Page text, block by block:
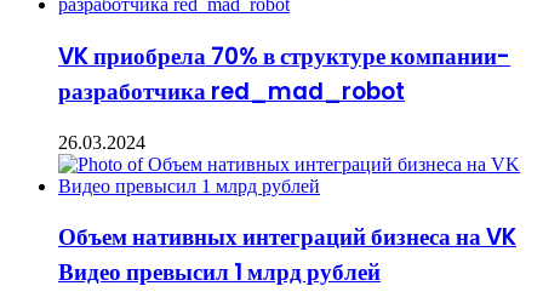
VK приобрела 70% в структуре компании-
разработчика red_mad_robot
26.03.2024
Объем нативных интеграций бизнеса на VK
Видео превысил 1 млрд рублей